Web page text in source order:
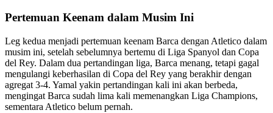
Pertemuan Keenam dalam Musim Ini
Leg kedua menjadi pertemuan keenam Barca dengan Atletico dalam
musim ini, setelah sebelumnya bertemu di Liga Spanyol dan Copa
del Rey. Dalam dua pertandingan liga, Barca menang, tetapi gagal
mengulangi keberhasilan di Copa del Rey yang berakhir dengan
agregat 3-4. Yamal yakin pertandingan kali ini akan berbeda,
mengingat Barca sudah lima kali memenangkan Liga Champions,
sementara Atletico belum pernah.